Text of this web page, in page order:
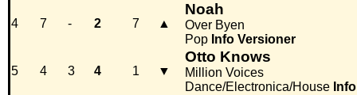
4 7 - 2 7 ▲
Noah
Over Byen
Pop Info Versioner
5 4 3 4 1 ▼
Otto Knows
Million Voices
Dance/Electronica/House Info